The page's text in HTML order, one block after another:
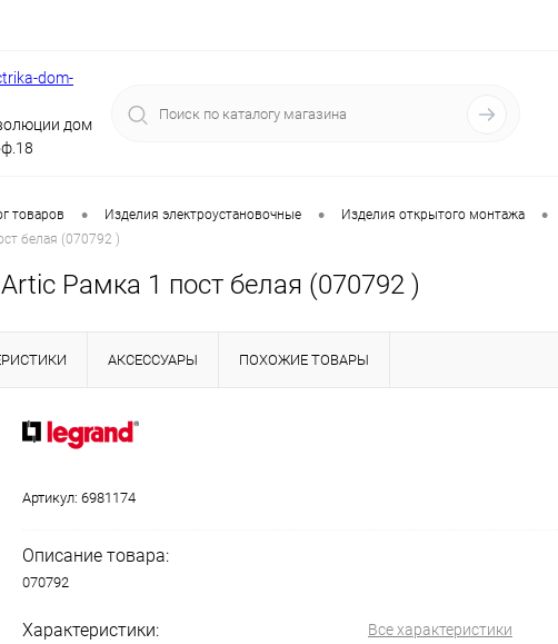
dom-
дом
товаров • Изделия электроустановочные • Изделия открытого монтажа •
белая (070792 )
Рамка 1 пост белая (070792 )
АКСЕССУАРЫ ПОХОЖИЕ ТОВАРЫ
Артикул: 6981174
Описание товара:
070792
Характеристики: Все характеристики